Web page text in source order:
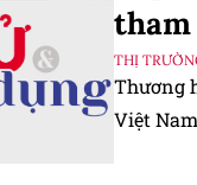
THỊ
Thương
Việt